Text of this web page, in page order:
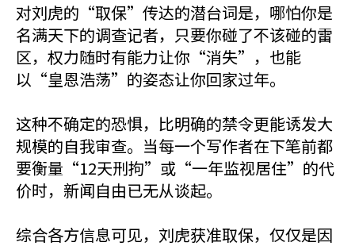
对刘虎的“取保”传达的潜台词是，哪怕你是
名满天下的调查记者，只要你碰了不该碰的雷
区，权力随时有能力让你“消失”，也能
以“皇恩浩荡”的姿态让你回家过年。
这种不确定的恐惧，比明确的禁令更能诱发大
规模的自我审查。当每一个写作者在下笔前都
要衡量“12天刑拘”或“一年监视居住”的代
价时，新闻自由已无从谈起。
综合各方信息可见，刘虎获准取保，仅仅是因